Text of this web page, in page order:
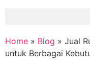
Home » Blog » Jual
untuk Berbagai